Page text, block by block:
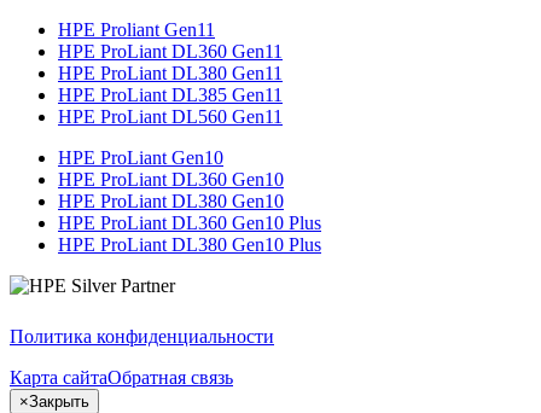
HPE Proliant Gen11
HPE ProLiant DL360 Gen11
HPE ProLiant DL380 Gen11
HPE ProLiant DL385 Gen11
HPE ProLiant DL560 Gen11
HPE ProLiant Gen10
HPE ProLiant DL360 Gen10
HPE ProLiant DL380 Gen10
HPE ProLiant DL360 Gen10 Plus
HPE ProLiant DL380 Gen10 Plus
Политика конфиденциальности
Карта сайтаОбратная связь
×Закрыть